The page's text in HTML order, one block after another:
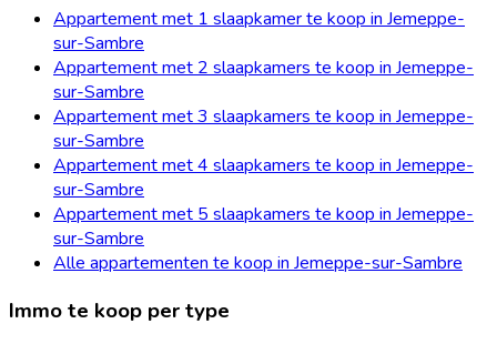
Appartement met 1 slaapkamer te koop in Jemeppe-
sur-Sambre
Appartement met 2 slaapkamers te koop in Jemeppe-
sur-Sambre
Appartement met 3 slaapkamers te koop in Jemeppe-
sur-Sambre
Appartement met 4 slaapkamers te koop in Jemeppe-
sur-Sambre
Appartement met 5 slaapkamers te koop in Jemeppe-
sur-Sambre
Alle appartementen te koop in Jemeppe-sur-Sambre
Immo te koop per type